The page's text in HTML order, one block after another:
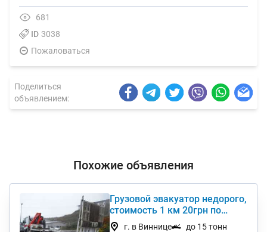
681
ID 3038
Пожаловаться
Поделиться
объявлением:
Похожие объявления
Грузовой эвакуатор недорого,
стоимость 1 км 20грн по
Украине
г. в Виннице до 15 тонн